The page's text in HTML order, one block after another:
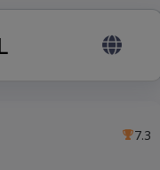
7.3